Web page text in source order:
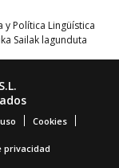
Política Lingüística
Sailak lagunduta
Cookies
privacidad